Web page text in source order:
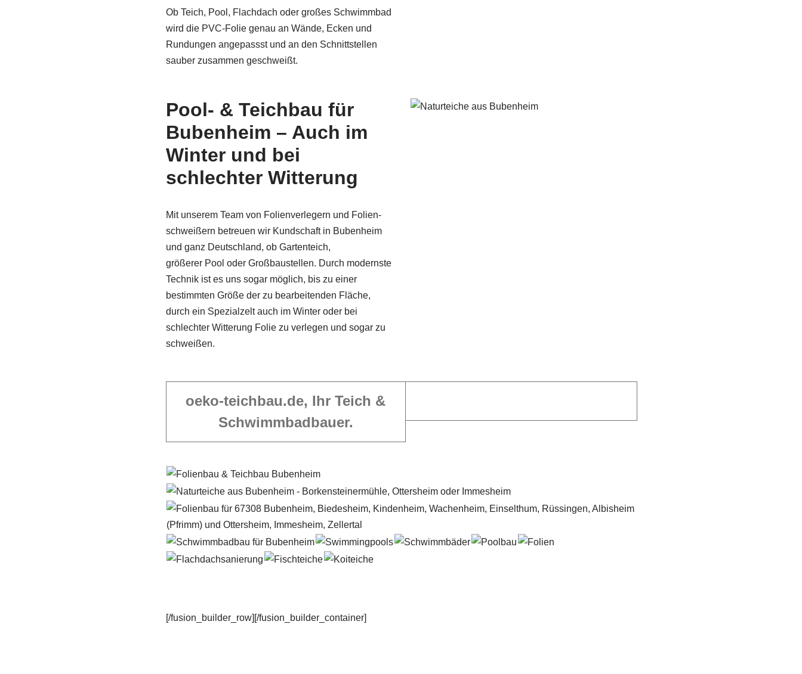
Ob Teich, Pool, Flachdach oder großes Schwimmbad
wird die PVC-Folie genau an Wände, Ecken und
Rundungen angepassst und an den Schnittstellen
sauber zusammen geschweißt.
Pool- & Teichbau für
Bubenheim – Auch im
Winter und bei
schlechter Witterung
Mit unserem Team von Folienverlegern und Folien­
schweißern betreuen wir Kundschaft in Bubenheim
und ganz Deutschland, ob Gartenteich,
größerer Pool oder Großbaustellen. Durch modernste
Technik ist es uns sogar möglich, bis zu einer
bestimmten Größe der zu bearbeitenden Fläche,
durch ein Spezi­alzelt auch im Winter oder bei
schlechter Witterung Folie zu verlegen und sogar zu
schweißen.
oeko-teichbau.de, Ihr Teich &
Schwimmbadbauer.
[/fusion_builder_row][/fusion_builder_container]